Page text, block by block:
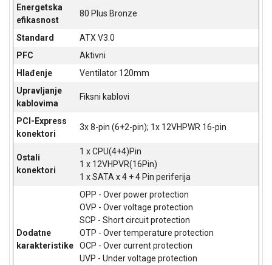
GPS
NAVIGACIJE
NADZOR I
SIGURNOSNA
SOFTWARE
KABLOVI I
KANCELARIJSKI
KUĆU
Energetska
efikasnost
80 Plus Bronze
Standard
ATX V3.0
PFC
Aktivni
Hlađenje
Ventilator 120mm
Upravljanje
kablovima
Fiksni kablovi
PCI-Express
konektori
3x 8-pin (6+2-pin); 1x 12VHPWR 16-pin
Ostali
konektori
1 x CPU(4+4)Pin
1 x 12VHPVR(16Pin)
1 x SATA x 4 + 4 Pin periferija
Dodatne
karakteristike
OPP - Over power protection
OVP - Over voltage protection
SCP - Short circuit protection
OTP - Over temperature protection
OCP - Over current protection
UVP - Under voltage protection